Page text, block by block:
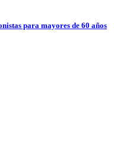
para mayores de 60 años